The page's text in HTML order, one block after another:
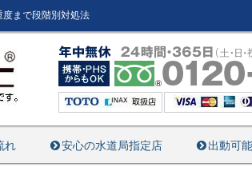
まで段階別対処法
れ 安心の水道局指定店 出動可